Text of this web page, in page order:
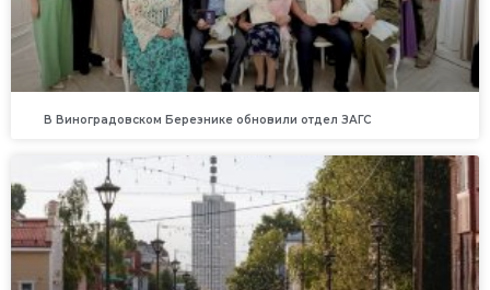
В Виноградовском Березнике обновили отдел ЗАГС